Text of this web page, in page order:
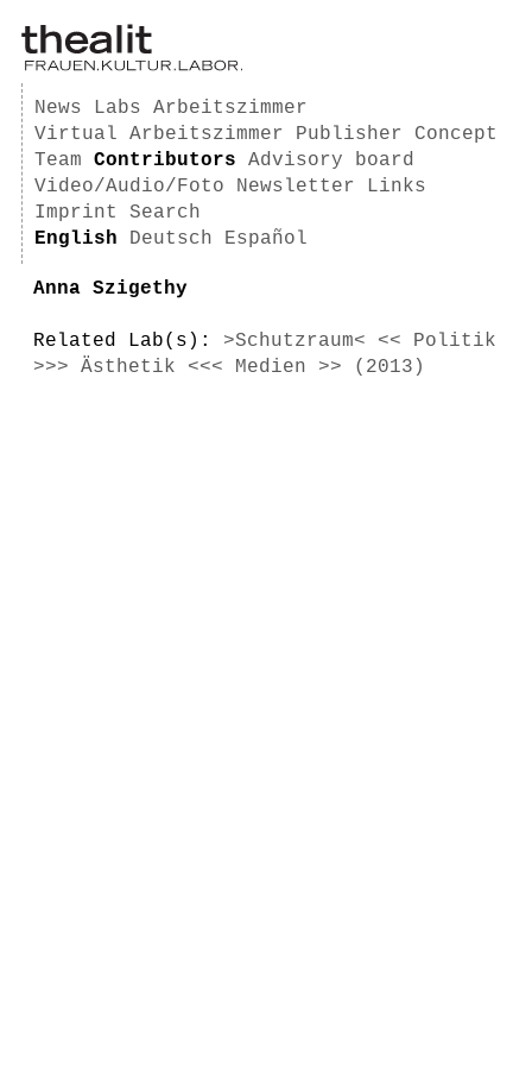
News Labs
Arbeitszimmer
Virtual Arbeitszimmer
Publisher
Concept
Team
Contributors
Advisory board
Video/Audio/Foto
Newsletter
Links
Imprint
Search
English
Deutsch Español
Anna Szigethy
Related Lab(s): >Schutzraum< << Politik
>>> Ästhetik <<< Medien >> (2013)